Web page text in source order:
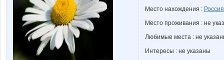
Место нахождения : Россия
Место проживания : не
Любимые места : не
Интересы : не указаны